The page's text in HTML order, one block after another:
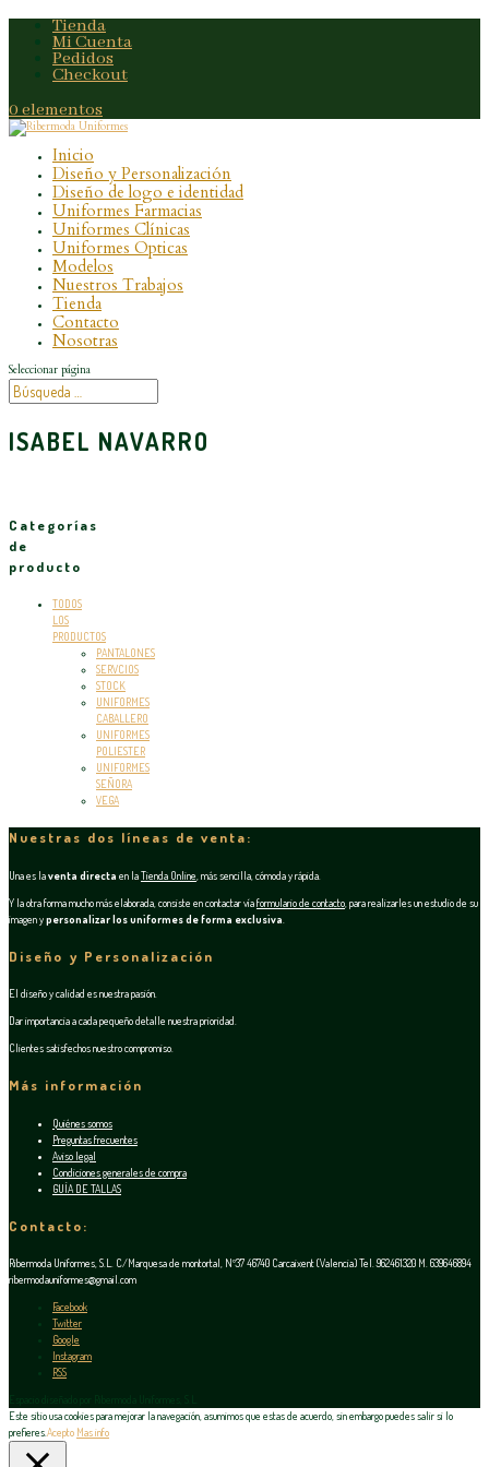
Tienda
Mi Cuenta
Pedidos
Checkout
0 elementos
Inicio
Diseño y Personalización
Diseño de logo e identidad
Uniformes Farmacias
Uniformes Clínicas
Uniformes Opticas
Modelos
Nuestros Trabajos
Tienda
Contacto
Nosotras
Seleccionar página
ISABEL NAVARRO
Categorías
de
producto
TODOS
LOS
PRODUCTOS
PANTALONES
SERVCIOS
STOCK
UNIFORMES
CABALLERO
UNIFORMES
POLIESTER
UNIFORMES
SEÑORA
VEGA
Nuestras dos líneas de venta:
Una es laventa directa en laTienda Online , más sencilla, cómoda y rápida.
Y la otra forma mucho más elaborada, consiste en contactar víaformulario de contacto , para realizarles un estudio de su
imagen ypersonalizar los uniformes de forma exclusiva
Diseño y Personalización
El diseño y calidad es nuestra pasión.
Dar importancia a cada pequeño detalle nuestra prioridad.
Clientes satisfechos nuestro compromiso.
Más información
Quiénes somos
Preguntas frecuentes
Aviso legal
Condiciones generales de compra
GUÍA DE TALLAS
Contacto:
Ribermoda Uniformes, S.L. C/Marquesa de montortal, Nº37 46740 Carcaixent (Valencia) Tel. 962461320 M. 639646894
ribermodauniformes@gmail.com
Facebook
Twitter
Google
Instagram
RSS
Este sitio usa cookies para mejorar la navegación, asumimos que estas de acuerdo, sin embargo puedes salir si lo
prefieres.Acepto Mas info